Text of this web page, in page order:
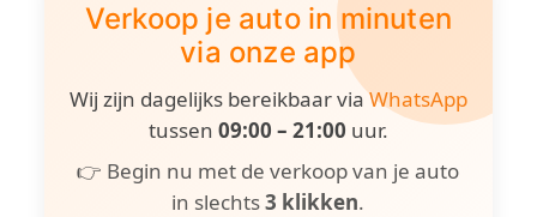
Verkoop je auto in minuten
via onze app
Wij zijn dagelijks bereikbaar viaWhatsApp
tussen 09:00 – 21:00 uur.
👉 Begin nu met de verkoop van je auto
in slechts3 klikken.